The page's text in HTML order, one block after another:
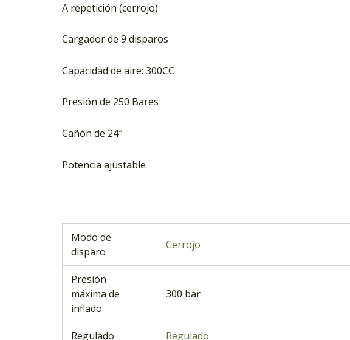
A repetición (cerrojo)
Cargador de 9 disparos
Capacidad de aire: 300CC
Presión de 250 Bares
Cañón de 24″
Potencia ajustable
Modo de
disparo
Cerrojo
Presión
máxima de
inflado
300 bar
Regulado Regulado